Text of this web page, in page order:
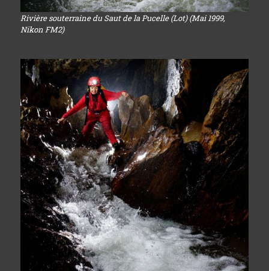
Rivière souterraine du Saut de la Pucelle (Lot) (Mai 1999,
Nikon FM2)